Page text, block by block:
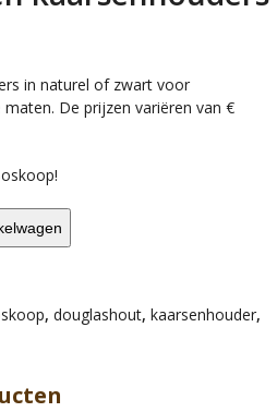
in naturel of zwart voor
De prijzen variëren van €
, douglashout, kaarsenhouder,